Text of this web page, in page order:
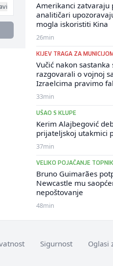
Amerikanci zatvaraju
analitičari
mogla iskoristiti Kina
26min
KIJEV TRAGA ZA MUNICIJOM
Vučić nakon
razgovarali o vojnoj
Izraelcima pravimo
33min
UŠAO S KLUPE
Kerim Alajbegović
prijateljskoj utakmici
37min
VELIKO POJAČANJE
Bruno Guimarães
Newcastle mu
nepoštovanje
48min
Sigurnost Oglasi